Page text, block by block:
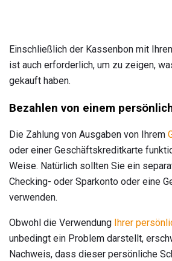
Einschließlich der Kassenbon mit
ist auch erforderlich, um zu zeigen,
gekauft haben.
Bezahlen von einem
Die Zahlung von Ausgaben von Ihrem
oder einer Geschäftskreditkarte
Weise. Natürlich sollten Sie ein
Checking- oder Sparkonto oder eine
verwenden.
Obwohl die Verwendung Ihrer
unbedingt ein Problem darstellt,
Nachweis, dass dieser persönliche